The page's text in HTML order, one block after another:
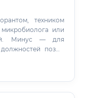
техником
или
Минус — для
позже
и основы